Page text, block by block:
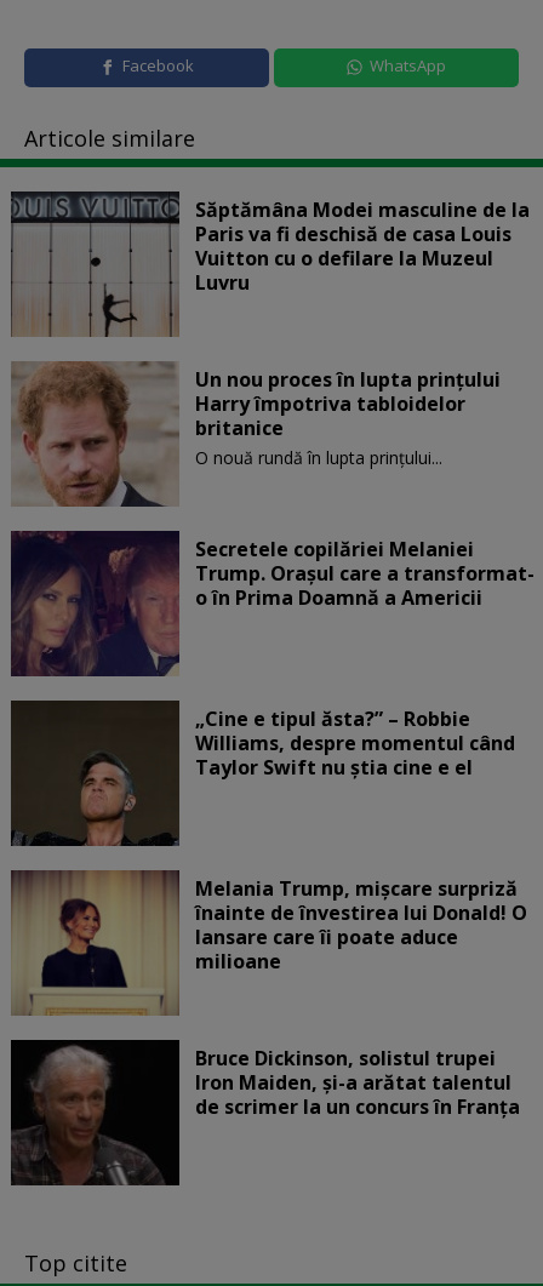
Facebook WhatsApp
Articole similare
Săptămâna Modei masculine de la
Paris va fi deschisă de casa Louis
Vuitton cu o defilare la Muzeul
Luvru
Un nou proces în lupta prinţului
Harry împotriva tabloidelor
britanice
O nouă rundă în lupta prinţului...
Secretele copilăriei Melaniei
Trump. Orașul care a transformat-
o în Prima Doamnă a Americii
„Cine e tipul ăsta?” – Robbie
Williams, despre momentul când
Taylor Swift nu știa cine e el
Melania Trump, mișcare surpriză
înainte de învestirea lui Donald! O
lansare care îi poate aduce
milioane
Bruce Dickinson, solistul trupei
Iron Maiden, şi-a arătat talentul
de scrimer la un concurs în Franţa
Top citite